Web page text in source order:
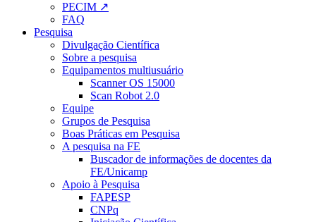
PECIM ↗
FAQ
Pesquisa
Divulgação Científica
Sobre a pesquisa
Equipamentos multiusuário
Scanner OS 15000
Scan Robot 2.0
Equipe
Grupos de Pesquisa
Boas Práticas em Pesquisa
A pesquisa na FE
Buscador de informações de docentes da
FE/Unicamp
Apoio à Pesquisa
FAPESP
CNPq